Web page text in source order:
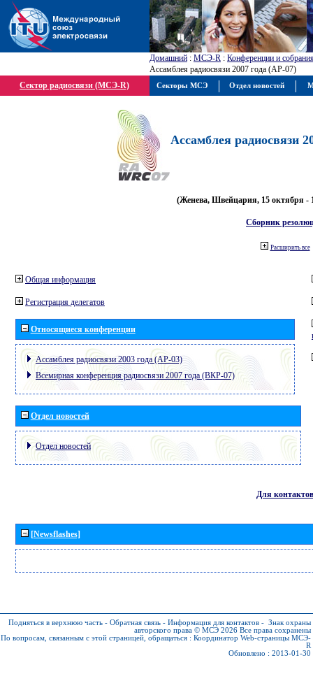
Домашний : МСЭ-R : Конференции и
Ассамблея радиосвязи 2007 года (АР-07)
Сектор радиосвязи (МСЭ-R)
Ассамблея радиосвязи
(Женева, Швейцария, 15 октября -
Сборник
Расширить все
Общая информация
Регистрация делегатов
Относящиеся конференции
Ассамблея радиосвязи 2003 года (АР-03)
Всемирная конференция радиосвязи 2007 года (ВКР-07)
Отдел новостей
Отдел новостей
Для контактов
[Newsflashes]
Подняться в верхнюю часть - Обратная связь - Информация для контактов - Знак охраны
авторского права © МСЭ 2026 Все права сохранены
По вопросам, связанным с этой страницей, обращаться : Координатор Web-страницы МСЭ-
R
Обновлено : 2013-01-30
Секторы МСЭ Отдел новостей